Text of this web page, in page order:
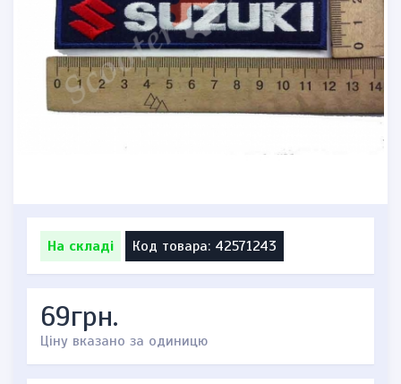
На складі Код товара: 42571243
69грн.
Ціну вказано за одиницю